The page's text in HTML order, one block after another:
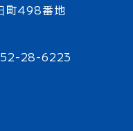
町498番地
28-6223